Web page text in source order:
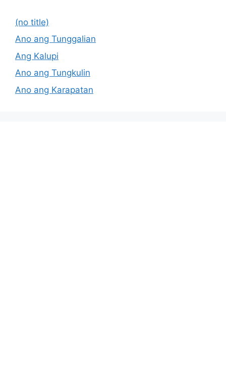
(no title)
Ano ang Tunggalian
Ang Kalupi
Ano ang Tungkulin
Ano ang Karapatan